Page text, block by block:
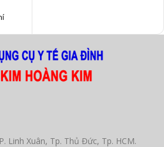
Linh Xuân, Tp. Thủ Đức, Tp. HCM.